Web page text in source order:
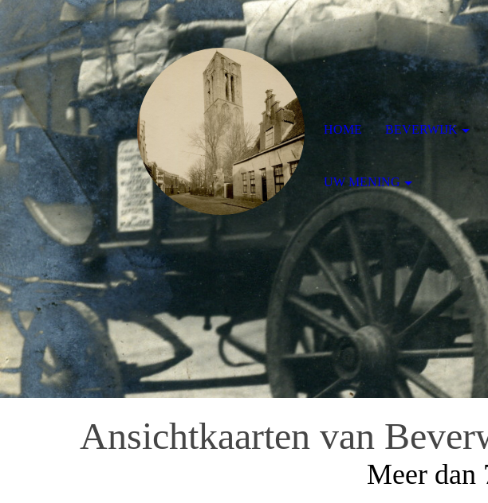
Ansichtkaarten van
Meer dan
HOME BEVERWIJK
UW MENING